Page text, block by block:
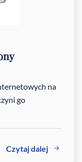
na
go
Czytaj dalej